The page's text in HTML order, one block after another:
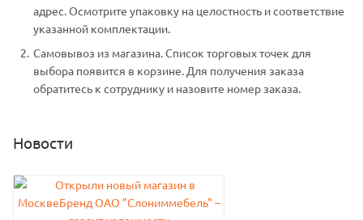
адрес. Осмотрите упаковку на целостность и соответствие
указанной комплектации.
Самовывоз из магазина. Список торговых точек для
выбора появится в корзине. Для получения заказа
обратитесь к сотруднику и назовите номер заказа.
Новости